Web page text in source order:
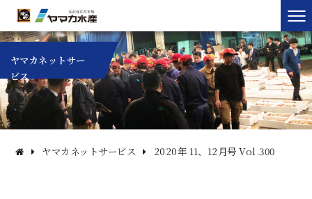
ヤマカネットサー
ビス
ヤマカネットサービス 2020年 11、12月号 Vol.300